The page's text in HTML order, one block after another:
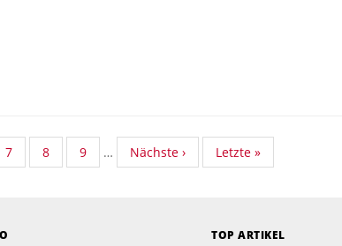
Standard
Taxonomy
7
Standard
Taxonomy
8
Standard
Taxonomy
9 …
Nächste
Seite
Nächste ›
Last
page
Letzte »
TOP ARTIKEL